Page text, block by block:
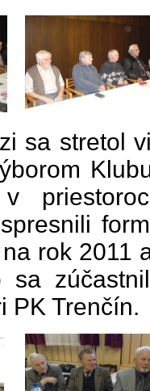
sa stretol
rok 2011
sa
PK Trenčín.